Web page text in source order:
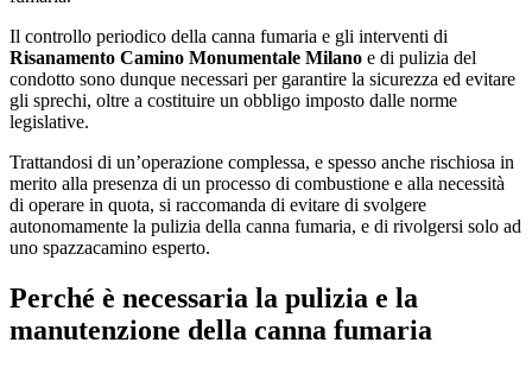
Il controllo periodico della canna fumaria e gli interventi di
Risanamento Camino Monumentale Milano e di pulizia del
condotto sono dunque necessari per garantire la sicurezza ed evitare
gli sprechi, oltre a costituire un obbligo imposto dalle norme
legislative.
Trattandosi di un’operazione complessa, e spesso anche rischiosa in
merito alla presenza di un processo di combustione e alla necessità
di operare in quota, si raccomanda di evitare di svolgere
autonomamente la pulizia della canna fumaria, e di rivolgersi solo ad
uno spazzacamino esperto.
Perché è necessaria la pulizia e la
manutenzione della canna fumaria